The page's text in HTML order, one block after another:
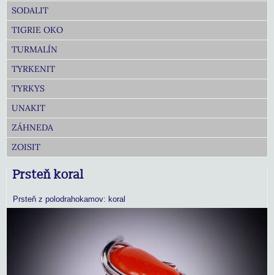
SODALIT
TIGRIE OKO
TURMALÍN
TYRKENIT
TYRKYS
UNAKIT
ZÁHNEDA
ZOISIT
Prsteň koral
Prsteň z polodrahokamov: koral